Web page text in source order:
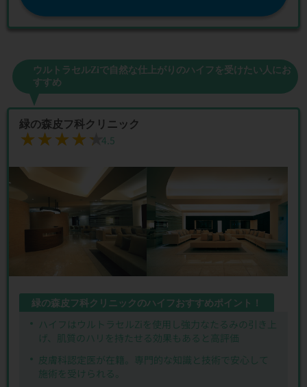
ウルトラセルZiで自然な仕上がりのハイフを受けたい人にお
すすめ
緑の森皮フ科クリニック
★★★★★
★★★★★4.5
緑の森皮フ科クリニックのハイフおすすめポイント！
ハイフはウルトラセルZiを使用し強力なたるみの引き上
げ、肌質のハリを持たせる効果もあると高評価
皮膚科認定医が在籍。専門的な知識と技術で安心して
施術を受けられる。